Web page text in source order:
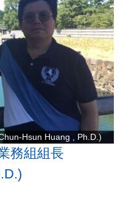
Hsun Huang , Ph.D.)
務組組長